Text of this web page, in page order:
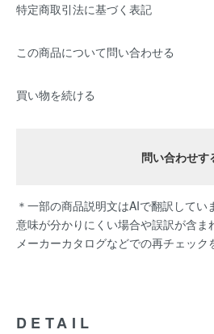
特定商取引法に基づく表記
この商品について問い合わせる
買い物を続ける
問い合わせす
＊一部の商品説明文はAIで翻訳してい
意味が分かりにくい場合や誤訳が含ま
メーカーカタログなどでの再チェック
DETAIL